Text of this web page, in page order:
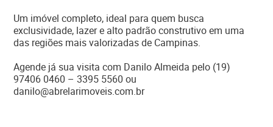
Um imóvel completo, ideal para quem busca
exclusividade, lazer e alto padrão construtivo em uma
das regiões mais valorizadas de Campinas.
Agende já sua visita com Danilo Almeida pelo (19)
97406 0460 – 3395 5560 ou
danilo@abrelarimoveis.com.br